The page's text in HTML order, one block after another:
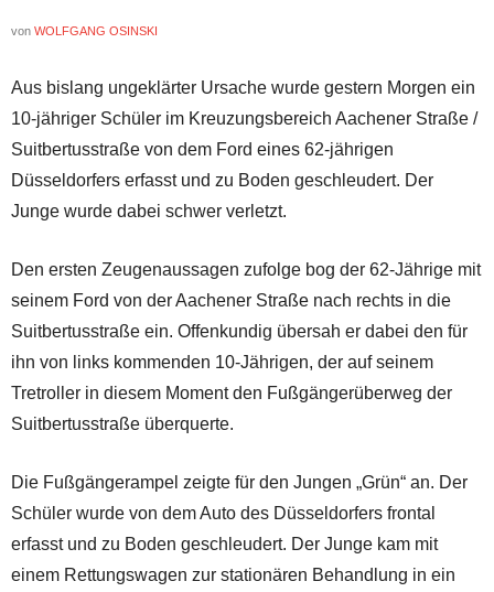
von WOLFGANG OSINSKI
Aus bislang ungeklärter Ursache wurde gestern Morgen ein
10-jähriger Schüler im Kreuzungsbereich Aachener Straße /
Suitbertusstraße von dem Ford eines 62-jährigen
Düsseldorfers erfasst und zu Boden geschleudert. Der
Junge wurde dabei schwer verletzt.
Den ersten Zeugenaussagen zufolge bog der 62-Jährige mit
seinem Ford von der Aachener Straße nach rechts in die
Suitbertusstraße ein. Offenkundig übersah er dabei den für
ihn von links kommenden 10-Jährigen, der auf seinem
Tretroller in diesem Moment den Fußgängerüberweg der
Suitbertusstraße überquerte.
Die Fußgängerampel zeigte für den Jungen „Grün“ an. Der
Schüler wurde von dem Auto des Düsseldorfers frontal
erfasst und zu Boden geschleudert. Der Junge kam mit
einem Rettungswagen zur stationären Behandlung in ein